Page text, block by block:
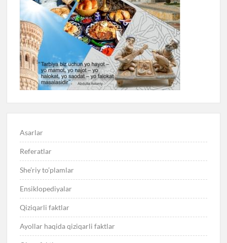
Asarlar
Referatlar
She’riy to’plamlar
Ensiklopediyalar
Qiziqarli faktlar
Ayollar haqida qiziqarli faktlar